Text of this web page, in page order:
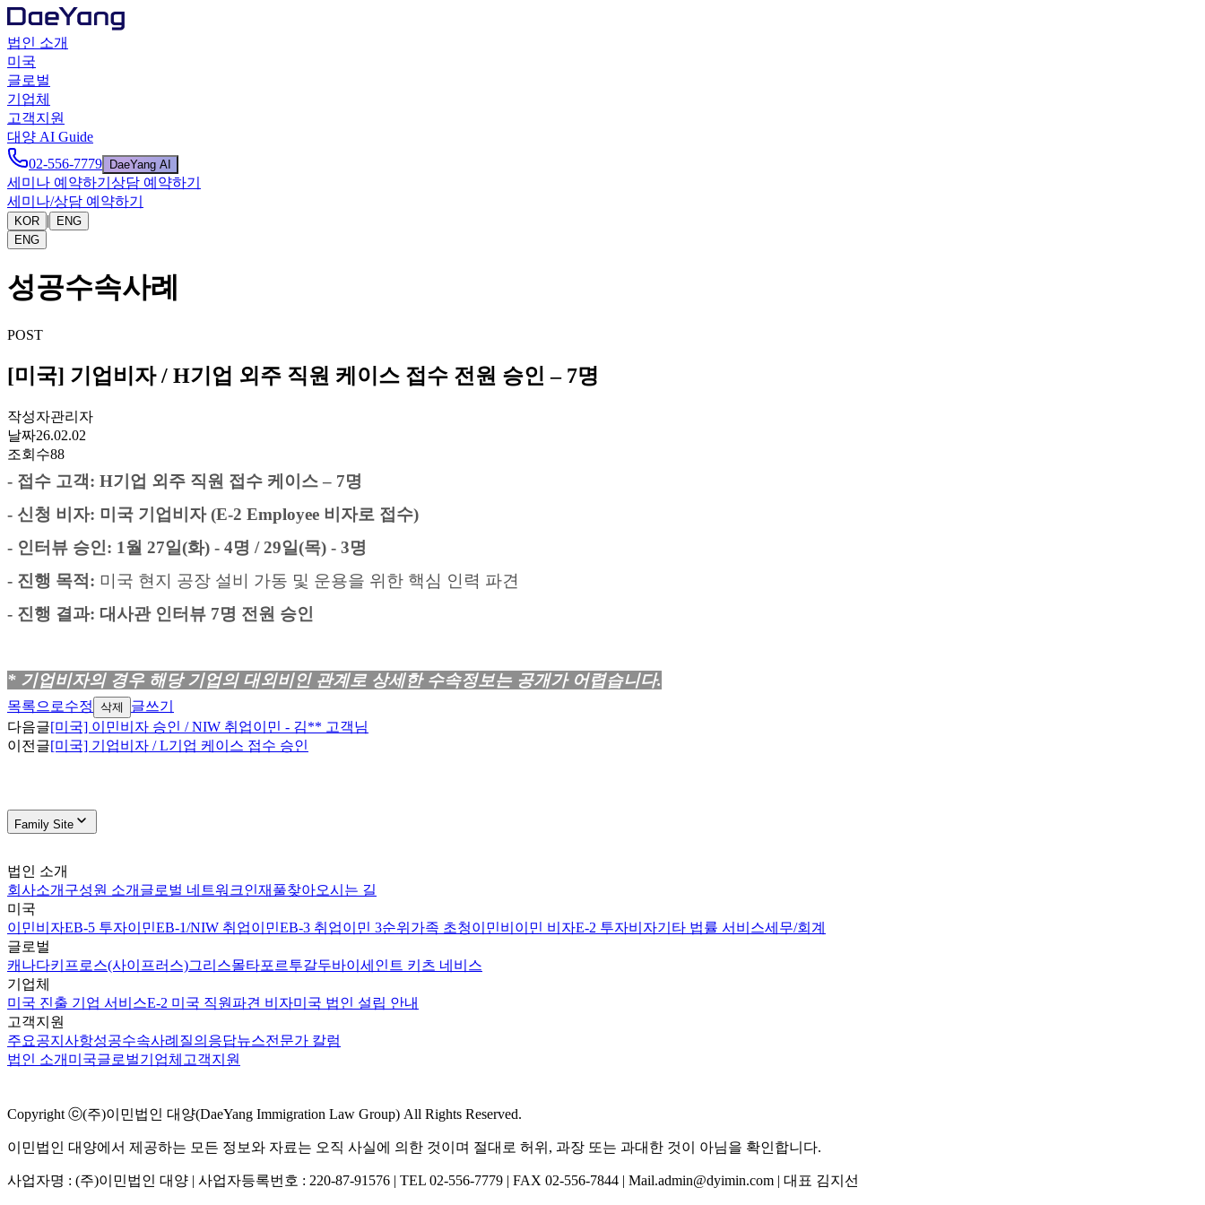
법인 소개
미국
글로벌
기업체
고객지원
대양 AI Guide
02-556-7779
DaeYang AI
세미나 예약하기 상담 예약하기
세미나/상담 예약하기
KOR |
ENG
ENG
성공수속사례
POST
[미국] 기업비자 / H기업 외주 직원 케이스 접수 전원 승인 – 7명
작성자관리자
날짜26.02.02
조회수88
- 접수 고객: H기업 외주 직원 접수 케이스 – 7명
- 신청 비자: 미국 기업비자(E-2 Employee 비자로 접수)
- 인터뷰 승인: 1월 27일(화) - 4명 / 29일(목) - 3명
- 진행 목적 : 미국 현지 공장 설비 가동 및 운용을 위한 핵심 인력 파견
- 진행 결과: 대사관 인터뷰 7명 전원 승인
* 기업비자의 경우 해당 기업의 대외비인 관계로 상세한 수속정보는 공개가 어렵습니다.
목록으로수정 삭제
글쓰기
다음글[미국] 이민비자 승인 / NIW 취업이민 - 김** 고객님
이전글[미국] 기업비자 / L기업 케이스 접수 승인
Family Site
법인 소개
회사소개 구성원 소개 글로벌 네트워크인재풀찾아오시는 길
미국
이민비자EB-5 투자이민EB-1/NIW 취업이민EB-3 취업이민 3순위 가족 초청이민비이민 비자E-2 투자비자기타 법률 서비스세무/회계
글로벌
캐나다키프로스(사이프러스)그리스몰타포르투갈두바이 세인트 키츠 네비스
기업체
미국 진출 기업 서비스E-2 미국 직원파견 비자미국 법인 설립 안내
고객지원
주요공지사항성공수속사례 질의응답뉴스전문가 칼럼
법인 소개 미국글로벌기업체 고객지원
Copyright ⓒ(주)이민법인 대양(DaeYang Immigration Law Group) All Rights Reserved.
이민법인 대양에서 제공하는 모든 정보와 자료는 오직 사실에 의한 것이며 절대로 허위, 과장 또는 과대한 것이 아님을 확인합니다.
사업자명 : (주)이민법인 대양 | 사업자등록번호 : 220-87-91576 | TEL 02-556-7779 | FAX 02-556-7844 | Mail.admin@dyimin.com | 대표 김지선